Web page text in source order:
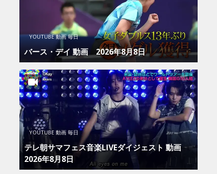
YOUTUBE 動画 毎日
バース・デイ 動画 2026年8月8日
YOUTUBE 動画 毎日
テレ朝サマフェス音楽LIVEダイジェスト 動画
2026年8月8日